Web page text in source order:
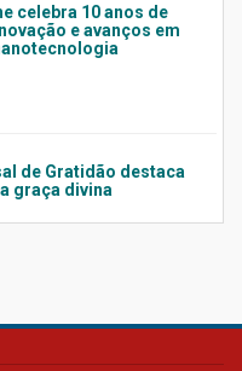
celebra 10 anos de
e avanços em
de Gratidão destaca
graça divina
foi o culto mensal